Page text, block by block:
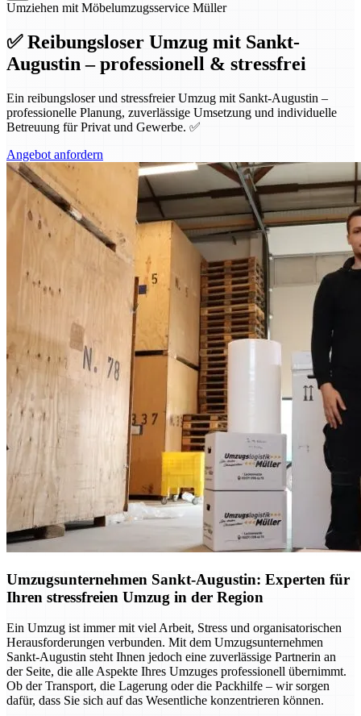
Umziehen mit Möbelumzugsservice Müller
✅ Reibungsloser Umzug mit Sankt-
Augustin – professionell & stressfrei
Ein reibungsloser und stressfreier Umzug mit Sankt-Augustin –
professionelle Planung, zuverlässige Umsetzung und individuelle
Betreuung für Privat und Gewerbe. ✅
Angebot anfordern
Umzugsunternehmen Sankt-Augustin: Experten für
Ihren stressfreien Umzug in der Region
Ein Umzug ist immer mit viel Arbeit, Stress und organisatorischen
Herausforderungen verbunden. Mit dem Umzugsunternehmen
Sankt-Augustin steht Ihnen jedoch eine zuverlässige Partnerin an
der Seite, die alle Aspekte Ihres Umzuges professionell übernimmt.
Ob der Transport, die Lagerung oder die Packhilfe – wir sorgen
dafür, dass Sie sich auf das Wesentliche konzentrieren können.